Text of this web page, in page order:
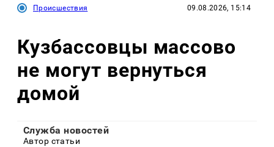
Происшествия 09.08.2026, 15:14
Кузбассовцы массово
не могут вернуться
домой
Служба новостей
Автор статьи